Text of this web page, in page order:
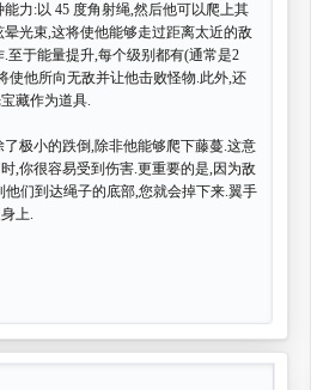
力:以 45 度角射绳,然后他可以爬上其
光束,这将使他能够走过距离太近的敌
至于能量提升,每个级别都有(通常是2
使他所向无敌并让他击败怪物.此外,还
藏作为道具.
极小的跌倒,除非他能够爬下藤蔓.这意
,你很容易受到伤害.更重要的是,因为敌
他们到达绳子的底部,您就会掉下来.翼手
上.